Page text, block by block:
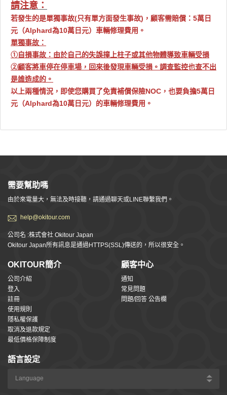
請注意：
若發生的是單獨事故(只有單方面發生事故)，顧客需賠償：5萬日
元（Alphard為10萬日元）車輛修理費用。
單獨事故：
①自損事故：由於自己的失誤撞上柱子或其他物體導致車輛受損
②顧客將車停在停車場，回來後發現車輛受損。調查監控也查不出
是誰造成的。
以上兩種情況，即使您購買了免責補償保險NOC，也要負擔5萬日
元（Alphard為10萬日元）的車輛修理費用。
需要幫助嗎
由於來電量大，無法及時接聽，請通過聊天或LINE聯繫我們。
help@okitour.com
公司名 :株式會社 Okitour Japan
Okitour Japan所有訊息是通過HTTPS(SSL)傳送的，所以很安全。
OKITOUR簡介
公司介紹
登入
註冊
使用規則
隱私權保護
取消及退款規定
最低價格保障制度
顧客中心
通知
常見問題
問題/回答 公告欄
語言設定